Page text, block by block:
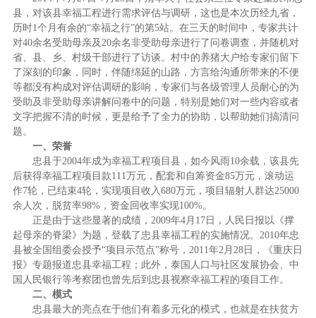
县，对该县幸福工程进行需求评估与调研，这也是本次历经九省，
历时1个月有余的“幸福之行”的第5站。在三天的时间中，专家共计
对40余名受助母亲及20余名非受助母亲进行了问卷调查，并随机对
省、县、乡、村级干部进行了访谈。村中的养猪大户给专家们留下
了深刻的印象，同时，伴随绵延的山路，方言给沟通所带来的不便
等都没有构成对评估调研的影响，专家们与各级管理人员耐心的为
受助及非受助母亲讲解问卷中的问题，特别是她们对一些内容或者
文字把握不清的时候，更是给予了全力的协助，以帮助她们搞清问
题。
一、荣誉
忠县于2004年成为幸福工程项目县，如今风雨10余载，该县先
后获得幸福工程项目款111万元，配套和自筹资金85万元，滚动运
作7轮，已结束4轮，实现项目收入680万元，项目辐射人群达25000
余人次，脱贫率98%，资金回收率实现100%。
正是由于这些显著的成绩，2009年4月17日，人民日报以《撑
起母亲的脊梁》为题，登载了忠县幸福工程的实施情况。2010年忠
县被全国组委会授予“项目示范点”称号，2011年2月28日，《重庆日
报》专题报道忠县幸福工程；此外，泰国人口与社区发展协会、中
国人民银行等考察团也曾先后到忠县视察幸福工程的项目工作。
二、模式
忠县最大的亮点在于他们有着多元化的模式，也就是在扶贫方